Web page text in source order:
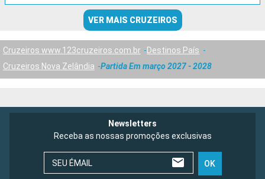
VER MAIS CRUZEIROS
Cruzeiros www.123cruzeiros.com.br
Destinos País
Cruzeiros Nova Zelândia
Partida Em março 2027 - 2028
Newsletters
Receba as nossas promoções exclusivas
SEU ÉMAIL OK